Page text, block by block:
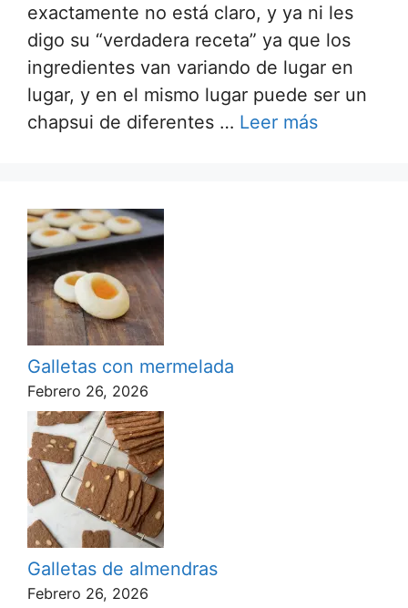
exactamente no está claro, y ya ni les
digo su “verdadera receta” ya que los
ingredientes van variando de lugar en
lugar, y en el mismo lugar puede ser un
chapsui de diferentes … Leer más
Galletas con mermelada
Febrero 26, 2026
Galletas de almendras
Febrero 26, 2026